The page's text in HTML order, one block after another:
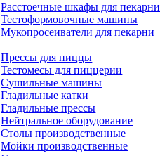
Расстоечные шкафы для пекарни
Тестоформовочные машины
Мукопросеиватели для пекарни
Прессы для пиццы
Тестомесы для пиццерии
Сушильные машины
Гладильные катки
Гладильные прессы
Нейтральное оборудование
Столы производственные
Мойки производственные